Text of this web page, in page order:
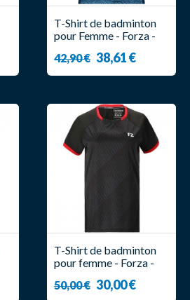
T-Shirt de badminton
pour Femme - Forza -
42,90 € 38,61 €
T-Shirt de badminton
pour femme - Forza -
50,00 € 30,00 €